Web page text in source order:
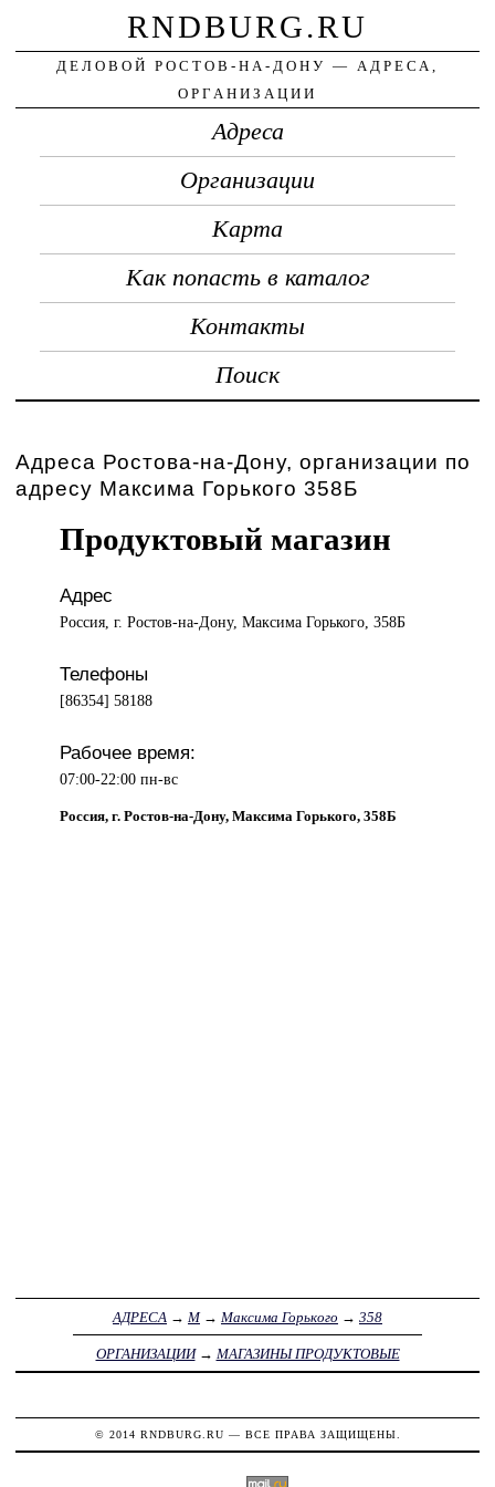
RNDBURG.RU
ДЕЛОВОЙ РОСТОВ-НА-ДОНУ — АДРЕСА,
ОРГАНИЗАЦИИ
Адреса
Организации
Карта
Как попасть в каталог
Контакты
Поиск
Адреса Ростова-на-Дону, организации по
адресу Максима Горького 358Б
Продуктовый магазин
Адрес
Россия, г. Ростов-на-Дону, Максима Горького, 358Б
Телефоны
[86354] 58188
Рабочее время:
07:00-22:00 пн-вс
Россия, г. Ростов-на-Дону, Максима Горького, 358Б
АДРЕСА → М→ Максима Горького → 358
ОРГАНИЗАЦИИ→ МАГАЗИНЫ ПРОДУКТОВЫЕ
© 2014 RNDBURG.RU — ВСЕ ПРАВА ЗАЩИЩЕНЫ.